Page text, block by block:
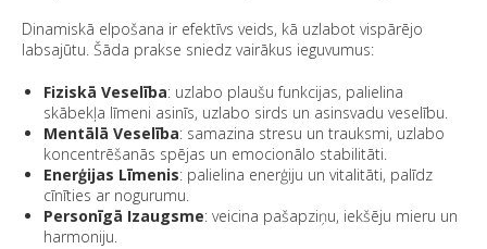
Dinamiskā elpošana ir efektīvs veids, kā uzlabot vispārējo
labsajūtu. Šāda prakse sniedz vairākus ieguvumus:
Fiziskā Veselība: uzlabo plaušu funkcijas, palielina
skābekļa līmeni asinīs, uzlabo sirds un asinsvadu veselību.
Mentālā Veselība: samazina stresu un trauksmi, uzlabo
koncentrēšanās spējas un emocionālo stabilitāti.
Enerģijas Līmenis: palielina enerģiju un vitalitāti, palīdz
cīnīties ar nogurumu.
Personīgā Izaugsme: veicina pašapziņu, iekšēju mieru un
harmoniju.